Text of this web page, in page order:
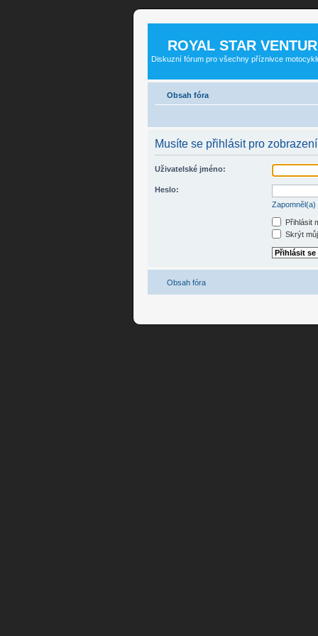
ROYAL STAR
Diskuzní fórum pro všechny příznivce
Obsah fóra
Musíte se přihlásit pro
Uživatelské jméno:
Heslo:
Zapomněl(a)
Přihlásit
Skrýt
Obsah fóra